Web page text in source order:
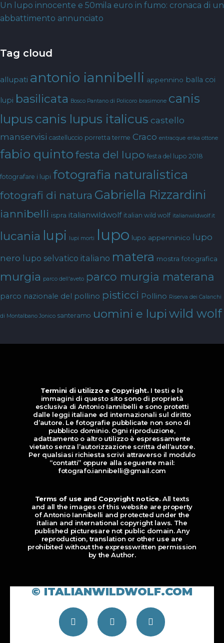
Un lupo innocente e 50mila euro in fumo: cronaca di un
abbattimento annunciato
Tag cloud
allupati antonio iannibelli appennino balla coi
lupi basilicata Bosco Pantano di Policoro brasimone canis
lupus canis lupus italicus castello
manservisi castelluccio porretta terme Craco entracque erika ottone
fabio quinto festa del lupo festa del lupo 2018
fotografare i lupi fotografia naturalistica
fotografi di natura Gabriella Rizzardini
iannibelli ispra italianwildwolf italian wild wolf italianwildwolf.it
lucania lupi lupi morti lupo lupo appenninico lupo
nero lupo selvatico italiano matera mostra fotografica
murgia parco dell'aveto parco murgia materana
parco nazionale del pollino pisticci Pollino Riserva dei Calanchi
di Montalbano Jonico santeramo uomini e lupi wild wolf
Termini di utilizzo e Copyright. I testi e le
immagini di questo sito sono di proprietà
esclusiva di Antonio Iannibelli e sono protetti
dalle leggi italiane ed internazionali sul diritto
d’autore. Le fotografie pubblicate non sono di
pubblico dominio. Ogni riproduzione,
adattamento o altro utilizzo è espressamente
vietato senza l’autorizzazione scritta dell’autore.
Per qualsiasi richiesta scrivi attraverso il modulo
“contatti” oppure alla seguente mail:
fotografo.iannibelli@gmail.com
Terms of use and Copyright notice. All texts
and all the images of this website are property
of Antonio Iannibelli and protected under the
italian and international copyright laws. The
published picturesare not public domain. Any
reproduction, translation or other use are
prohibited without the expresswritten permission
by the Author.
© ITALIANWILDWOLF.COM